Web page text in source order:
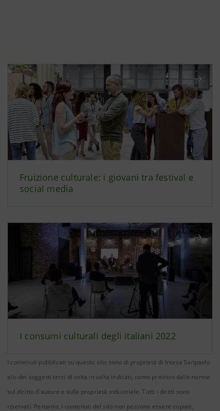
Fruizione culturale: i giovani tra festival e
social media
I consumi culturali degli italiani 2022
I contenuti pubblicati su questo sito sono di proprietà di Intesa Sanpaolo
e/o dei soggetti terzi di volta in volta indicati, come previsto dalle norme
sul diritto d'autore e sulla proprietà industriale. Tutti i diritti sono
riservati. Pertanto, i contenuti del sito non possono essere copiati,